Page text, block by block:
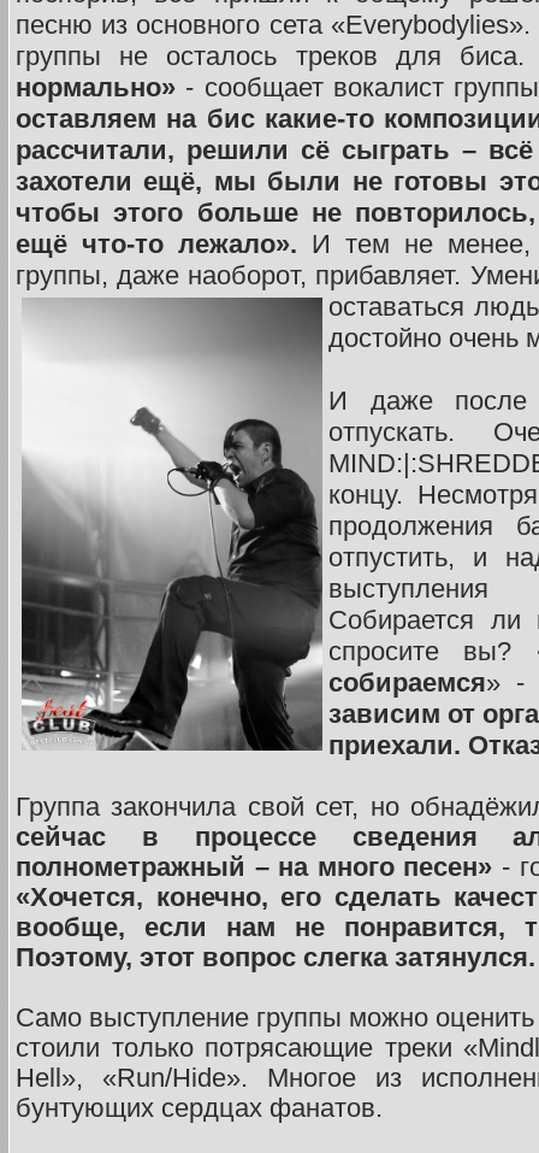
песню из основного сета
группы не осталось треков для
нормально» - сообщает вокалист
оставляем на бис какие-то
рассчитали, решили сё сыграть –
захотели ещё, мы были не готовы
чтобы этого больше не
ещё что-то лежало». И тем не менее,
группы, даже наоборот, прибавляет.
оставаться
достойно очень
И даже после
отпускать.
концу.
продолжения
отпустить, и
Собирается ли
спросите вы?
собираемся» -
зависим от
приехали.
Группа закончила свой сет, но
сейчас в процессе сведения
полнометражный – на много песен» -
«Хочется, конечно, его сделать
вообще, если нам не понравится,
Поэтому, этот вопрос слегка затянулся.
Само выступление группы можно
стоили только потрясающие треки
Hell», «Run/Hide». Многое из
бунтующих сердцах фанатов.